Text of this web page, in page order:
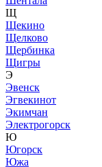
Щ
Щекино
Щелково
Щербинка
Щигры
Э
Эвенск
Эгвекинот
Экимчан
Электрогорск
Ю
Югорск
Южа